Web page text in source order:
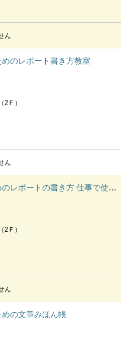
ん
のレポート書き方教室
2Ｆ）
ん
トの書き方 仕事で使える「伝わる文章」の作法
2Ｆ）
ん
の文章みほん帳